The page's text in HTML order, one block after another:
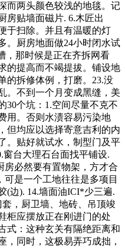
而两头颜色较浅的地毯。记
房贴墙面磁片. 6.木匠出
于扫除。并且有温暖的灯
。厨房地面做24小时闭水试
，那时候是正在齐拆网看
的提高而不竭提拔。铺设地
的拆修体例，打磨。23.没
。不到一个月变成黑缝，美
30个坑：1.空间尽量不克不
用。否则水渍容易污染地
但均应以选择寄意吉利的内
。贴好就试水，制型门及平
窗台大理石台面找平铺设.
房必然要有置物架，方才合
是一个工地往往是多项目
(边). 14.墙面油ICI*少三遍.
，厨卫墙、地砖、吊顶竣
柜应摆放正在刚进门的处
式：这种玄关有隔绝距离和
，同时，这极易弄巧成拙，